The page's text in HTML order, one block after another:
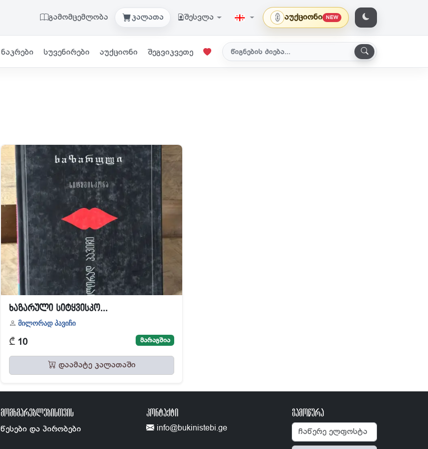
გამომცემლობა კალათა შესვლა აუქციონი NEW
ნაკრები სუვენირები აუქციონი შეგვიკვეთე
ხაზარული სიტყვისკო...
მილორად პავიჩი
₾ 10 მარაგშია
დაამატე კალათაში
ᲛᲝᲛᲮᲛᲐᲠᲔᲑᲚᲔᲑᲘᲡᲗᲕᲘᲡ
წესები და პირობები
ᲙᲝᲜᲢᲐᲥᲢᲘ
info@bukinistebi.ge
გამოწერა